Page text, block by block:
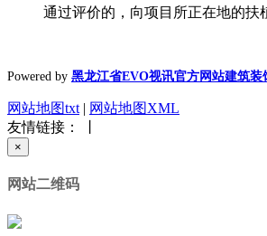
通过评价的，向项目所正在地的扶
Powered by 黑龙江省EVO视讯官方网站建筑装
网站地图txt | 网站地图XML
友情链接： 丨
×
网站二维码